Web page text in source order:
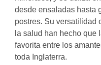
desde ensaladas hasta
postres. Su versatilidad
la salud han hecho que
favorita entre los
toda Inglaterra.